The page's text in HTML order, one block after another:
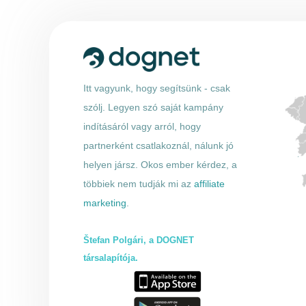
Itt vagyunk, hogy segítsünk - csak
szólj. Legyen szó saját kampány
indításáról vagy arról, hogy
partnerként csatlakoznál, nálunk jó
helyen jársz. Okos ember kérdez, a
többiek nem tudják mi az affiliate
marketing.
Štefan Polgári, a DOGNET
társalapítója.